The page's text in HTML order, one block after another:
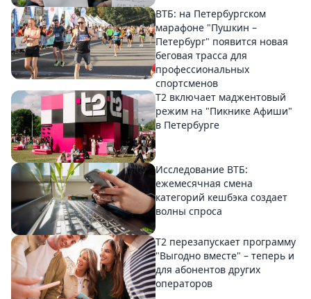
ВТБ: на Петербургском
марафоне "Пушкин –
Петербург" появится новая
беговая трасса для
профессиональных
спортсменов
Т2 включает маджентовый
режим на "Пикнике Афиши"
в Петербурге
Исследование ВТБ:
ежемесячная смена
категорий кешбэка создает
волны спроса
Т2 перезапускает программу
"Выгодно вместе" – теперь и
для абонентов других
операторов